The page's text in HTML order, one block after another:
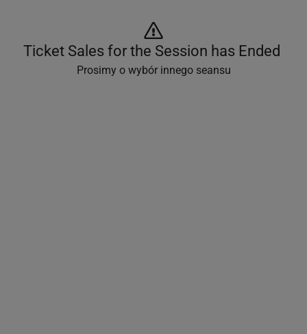
Ticket Sales for the Session has Ended
Prosimy o wybór innego seansu